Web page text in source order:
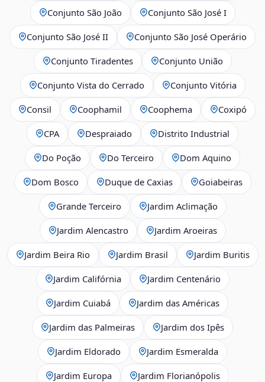
Conjunto São João Conjunto São José I
Conjunto São José II Conjunto São José Operário
Conjunto Tiradentes Conjunto União
Conjunto Vista do Cerrado Conjunto Vitória
Consil Coophamil Coophema Coxipó
CPA Despraiado Distrito Industrial
Do Poção Do Terceiro Dom Aquino
Dom Bosco Duque de Caxias Goiabeiras
Grande Terceiro Jardim Aclimação
Jardim Alencastro Jardim Aroeiras
Jardim Beira Rio Jardim Brasil Jardim Buritis
Jardim Califórnia Jardim Centenário
Jardim Cuiabá Jardim das Américas
Jardim das Palmeiras Jardim dos Ipês
Jardim Eldorado Jardim Esmeralda
Jardim Europa Jardim Florianópolis